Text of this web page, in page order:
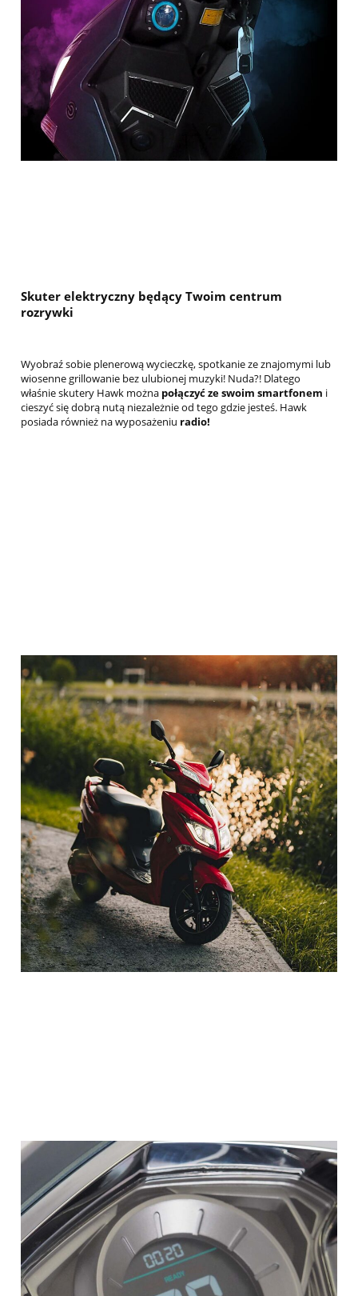
Skuter elektryczny będący Twoim centrum
rozrywki
Wyobraź sobie plenerową wycieczkę, spotkanie ze znajomymi lub
wiosenne grillowanie bez ulubionej muzyki! Nuda?! Dlatego
właśnie skutery Hawk można połączyć ze swoim smartfonem i
cieszyć się dobrą nutą niezależnie od tego gdzie jesteś. Hawk
posiada również na wyposażeniu radio!